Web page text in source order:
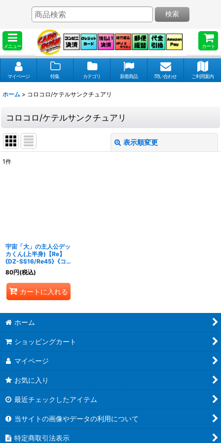
メニュー カート
検索
マイページ 特集 カテゴリ 新着商品 問い合わせ ご利用案内
ホーム > コロコロ/ケテルサンクチュアリ
コロコロ/ケテルサンクチュアリ
表示順変更
1件
宇宙「大」の主人公デッ
カくん(上半身)【Re】
{DZ-SS16/Re45}《コ
ロコロ/ケテルサンクチ
ュアリ》
80円(税込)
カートに入れる
ホーム
ショッピングカート
マイページ
お気に入り
最近チェックしたアイテム
当サイトの画像やデータの利用について
特定商取引法表示